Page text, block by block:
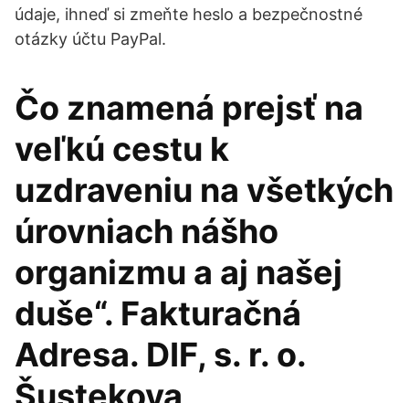
údaje, ihneď si zmeňte heslo a bezpečnostné
otázky účtu PayPal.
Čo znamená prejsť na
veľkú cestu k
uzdraveniu na všetkých
úrovniach nášho
organizmu a aj našej
duše“. Fakturačná
Adresa. DIF, s. r. o.